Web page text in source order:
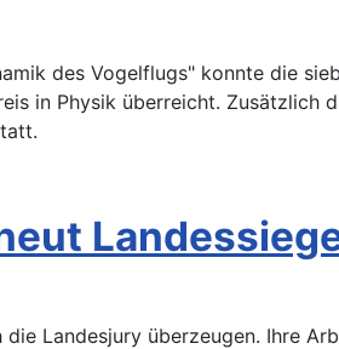
des Vogelflugs" konnte die
in Physik überreicht. Zusätzlich
Landesjury überzeugen. Ihre